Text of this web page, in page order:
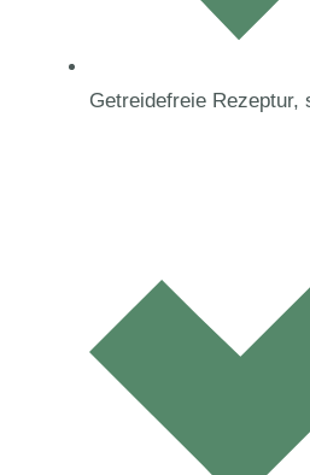
Getreidefreie Rezeptur,